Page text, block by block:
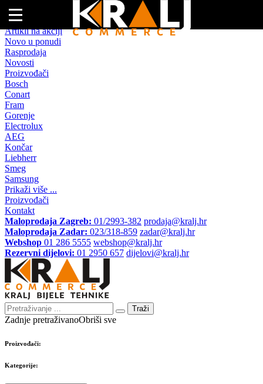
Naslovna
Artikli na akciji
Novo u ponudi
Rasprodaja
Novosti
Proizvođači
Bosch
Conart
Fram
Gorenje
Electrolux
AEG
Končar
Liebherr
Smeg
Samsung
Prikaži više ...
Proizvođači
Kontakt
Maloprodaja Zagreb: 01/2993-382 prodaja@kralj.hr
Maloprodaja Zadar: 023/318-859 zadar@kralj.hr
Webshop 01 286 5555 webshop@kralj.hr
Rezervni dijelovi: 01 2950 657 dijelovi@kralj.hr
Traži
Zadnje pretraživanoObriši sve
Proizvođači:
Kategorije: